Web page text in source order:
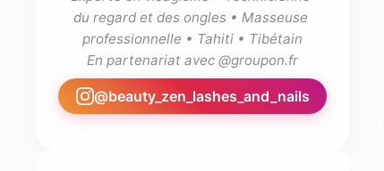
du regard et des ongles • Masseuse
professionnelle • Tahiti • Tibétain
En partenariat avec @groupon.fr
@beauty_zen_lashes_and_nails